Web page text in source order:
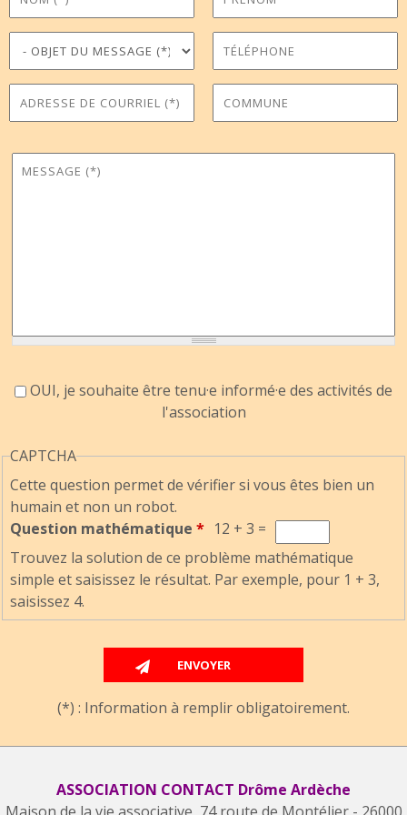
Objet du message *
Téléphone
Adresse de courriel*
Commune
Message*
Accord information
OUI, je souhaite être tenu·e informé·e des activités de
l'association
CAPTCHA
Cette question permet de vérifier si vous êtes bien un
humain et non un robot.
Question mathématique * 12 + 3 =
Trouvez la solution de ce problème mathématique
simple et saisissez le résultat. Par exemple, pour 1 + 3,
saisissez 4.
(*) : Information à remplir obligatoirement.
ASSOCIATION CONTACT Drôme Ardèche